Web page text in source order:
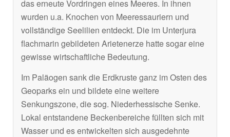
das erneute Vordringen eines Meeres. In ihnen
wurden u.a. Knochen von Meeressauriern und
vollständige Seelilien entdeckt. Die im Unterjura
flachmarin gebildeten Arietenerze hatte sogar eine
gewisse wirtschaftliche Bedeutung.
Im Paläogen sank die Erdkruste ganz im Osten des
Geoparks ein und bildete eine weitere
Senkungszone, die sog. Niederhessische Senke.
Lokal entstandene Beckenbereiche füllten sich mit
Wasser und es entwickelten sich ausgedehnte